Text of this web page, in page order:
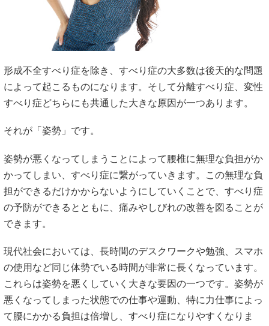
形成不全すべり症を除き、すべり症の大多数は後天的な問題
によって起こるものになります。そして分離すべり症、変性
すべり症どちらにも共通した大きな原因が一つあります。
それが「姿勢」です。
姿勢が悪くなってしまうことによって腰椎に無理な負担がか
かってしまい、すべり症に繋がっていきます。この無理な負
担ができるだけかからないようにしていくことで、すべり症
の予防ができるとともに、痛みやしびれの改善を図ることが
できます。
現代社会においては、長時間のデスクワークや勉強、スマホ
の使用など同じ体勢でいる時間が非常に長くなっています。
これらは姿勢を悪くしていく大きな要因の一つです。姿勢が
悪くなってしまった状態での仕事や運動、特に力仕事によっ
て腰にかかる負担は倍増し、すべり症になりやすくなりま